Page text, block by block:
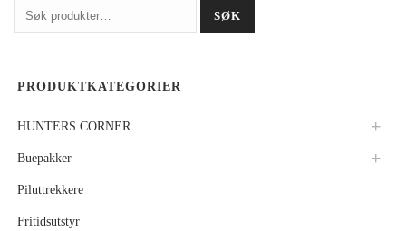
Søk
etter:
SØK
PRODUKTKATEGORIER
HUNTERS CORNER
Buepakker
Piluttrekkere
Fritidsutstyr